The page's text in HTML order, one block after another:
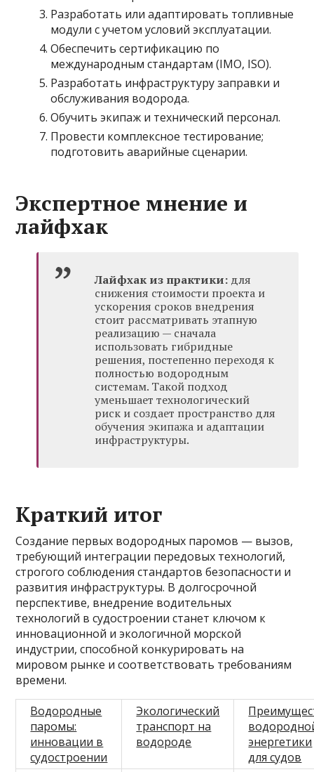
Разработать или адаптировать топливные
модули с учетом условий эксплуатации.
Обеспечить сертификацию по
международным стандартам (IMO, ISO).
Разработать инфраструктуру заправки и
обслуживания водорода.
Обучить экипаж и технический персонал.
Провести комплексное тестирование;
подготовить аварийные сценарии.
Экспертное мнение и
лайфхак
Лайфхак из практики: для
снижения стоимости проекта и
ускорения сроков внедрения
стоит рассматривать этапную
реализацию — сначала
использовать гибридные
решения, постепенно переходя к
полностью водородным
системам. Такой подход
уменьшает технологический
риск и создает пространство для
обучения экипажа и адаптации
инфраструктуры.
Краткий итог
Создание первых водородных паромов — вызов,
требующий интеграции передовых технологий,
строгого соблюдения стандартов безопасности и
развития инфраструктуры. В долгосрочной
перспективе, внедрение водительных
технологий в судостроении станет ключом к
инновационной и экологичной морской
индустрии, способной конкурировать на
мировом рынке и соответствовать требованиям
времени.
Водородные
паромы:
инновации в
судостроении
Экологический
транспорт на
водороде
энергетики
для судов